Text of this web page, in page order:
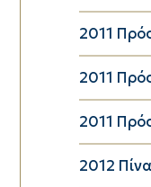
2011
2011
2011
2012